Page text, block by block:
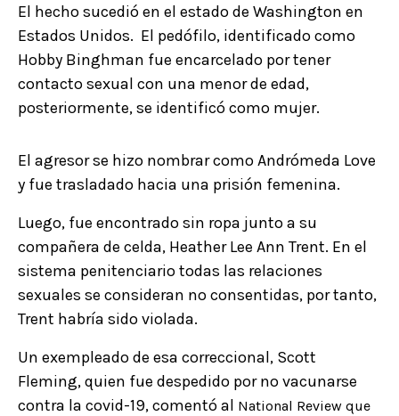
El hecho sucedió en el estado de Washington en
Estados Unidos. El pedófilo, identificado como
Hobby Binghman fue encarcelado por tener
contacto sexual con una menor de edad,
posteriormente, se identificó como mujer.
El agresor se hizo nombrar como Andrómeda Love
y fue trasladado hacia una prisión femenina.
Luego, fue encontrado sin ropa junto a su
compañera de celda, Heather Lee Ann Trent. En el
sistema penitenciario todas las relaciones
sexuales se consideran no consentidas, por tanto,
Trent habría sido violada.
Un exempleado de esa correccional, Scott
Fleming, quien fue despedido por no vacunarse
contra la covid-19, comentó al National Review que